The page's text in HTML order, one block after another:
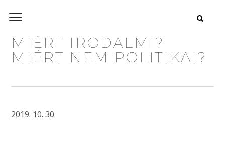
MIÉRT IRODALMI?
MIÉRT NEM POLITIKAI?
2019. 10. 30.